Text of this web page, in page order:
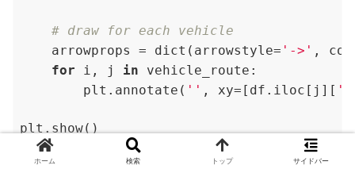
# draw for each vehicle
    arrowprops = dict(arrowstyle=
'->' ,
for i, j in vehicle_route:
        plt.annotate(
'' , xy=[df.iloc[j][
ホーム 検索 トップ サイドバー